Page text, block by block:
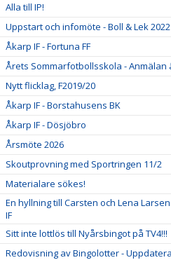
Alla till IP!
Uppstart och infomöte - Boll & Lek 2022
Åkarp IF - Fortuna FF
Årets Sommarfotbollsskola - Anmälan
Nytt flicklag, F2019/20
Åkarp IF - Borstahusens BK
Åkarp IF - Dösjöbro
Årsmöte 2026
Skoutprovning med Sportringen 11/2
Materialare sökes!
En hyllning till Carsten och Lena
IF
Sitt inte lottlös till Nyårsbingot på TV4!!!
Redovisning av Bingolotter -